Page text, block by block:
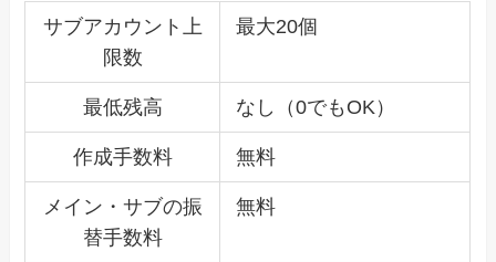
サブアカウント上
限数
最大20個
最低残高 なし（0でもOK）
作成手数料 無料
メイン・サブの振
替手数料
無料